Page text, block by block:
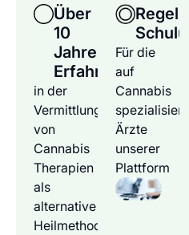
Über
10
Jahre
Erfahrung
in der
Vermittlung
von
Cannabis
Therapien
als
alternative
Heilmethode
Für die
auf
Cannabis
Ärzte
unserer
Plattform